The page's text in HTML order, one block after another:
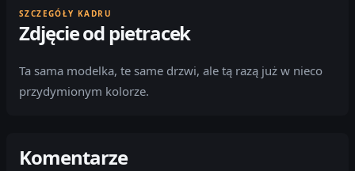
SZCZEGÓŁY KADRU
Zdjęcie od pietracek
Ta sama modelka, te same drzwi, ale tą razą już w nieco
przydymionym kolorze.
Komentarze